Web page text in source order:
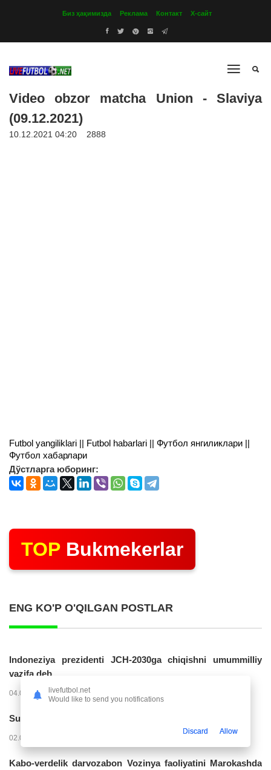
Биз ҳақимизда Реклама Контакт Х-сайт
Video obzor matcha Union - Slaviya
(09.12.2021)
10.12.2021 04:20 2888
Futbol yangiliklari || Futbol habarlari || Футбол янгиликлари ||
Футбол хабарлари
Дўстларга юборинг:
TOP Bukmekerlar
ENG KO'P O'QILGAN POSTLAR
Indoneziya prezidenti JCH-2030ga chiqishni umummilliy
vazifa deb...
04.08.2026 02:11 14223
Superliga. “Buxoro” - “Lokomotiv”...
02.08.2026 03:08
Kabo-verdelik darvozabon Vozinya faoliyatini Marokashda
livefutbol.net
Would like to send you notifications
Discard Allow